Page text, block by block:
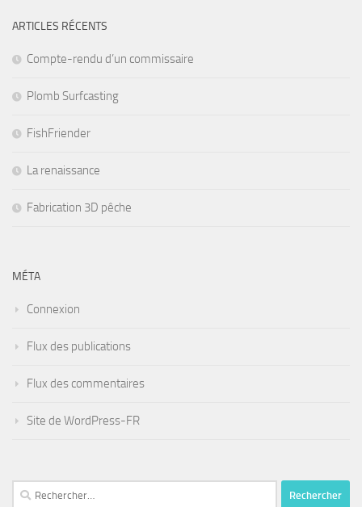
ARTICLES RÉCENTS
Compte-rendu d’un commissaire
Plomb Surfcasting
FishFriender
La renaissance
Fabrication 3D pêche
MÉTA
Connexion
Flux des publications
Flux des commentaires
Site de WordPress-FR
Rechercher :